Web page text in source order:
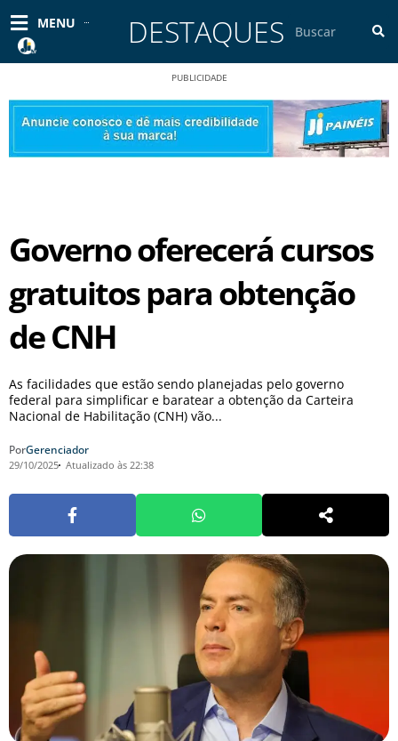
para
conteúdo
MENU DESTAQUES
PUBLICIDADE
Governo oferecerá cursos
gratuitos para obtenção
de CNH
As facilidades que estão sendo planejadas pelo governo
federal para simplificar e baratear a obtenção da Carteira
Nacional de Habilitação (CNH) vão...
PorGerenciador
29/10/2025 Atualizado às 22:38